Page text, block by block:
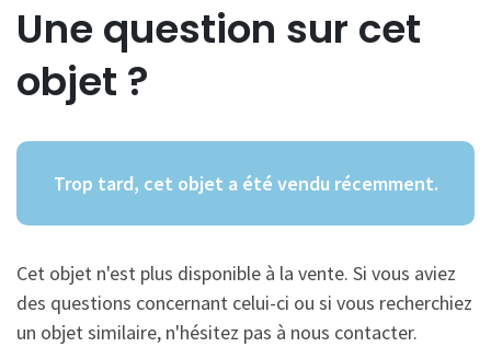
Une question sur cet
objet ?
Trop tard, cet objet a été vendu récemment.
Cet objet n'est plus disponible à la vente. Si vous aviez
des questions concernant celui-ci ou si vous recherchiez
un objet similaire, n'hésitez pas à nous contacter.